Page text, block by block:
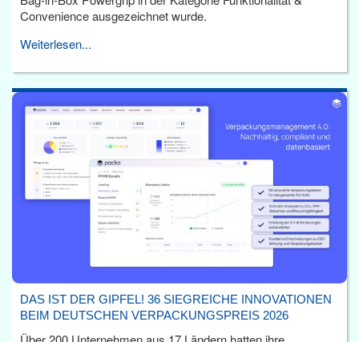
Convenience ausgezeichnet wurde.
Weiterlesen...
DAS IST DER GIPFEL! 36 SIEGREICHE INNOVATIONEN
BEIM DEUTSCHEN VERPACKUNGSPREIS 2026